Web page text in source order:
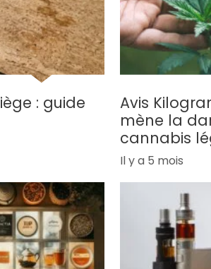
: guide
Avis
mène la
cannabis
Il y a 5 mois